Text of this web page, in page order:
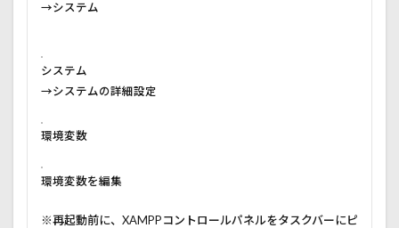
→システム
システム
→システムの詳細設定
環境変数
環境変数を編集
※再起動前に、XAMPPコントロールパネルをタスクバーにピ